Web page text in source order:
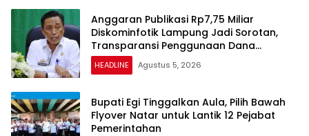
Anggaran Publikasi Rp7,75 Miliar
Diskominfotik Lampung Jadi Sorotan,
Transparansi Penggunaan Dana
Dipertanyakan
HEADLINE Agustus 5, 2026
Bupati Egi Tinggalkan Aula, Pilih Bawah
Flyover Natar untuk Lantik 12 Pejabat
Pemerintahan